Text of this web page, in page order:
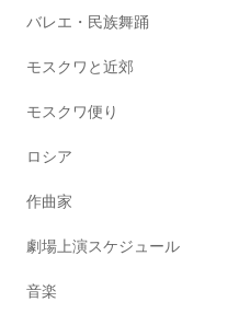
バレエ・民族舞踊
モスクワと近郊
モスクワ便り
ロシア
作曲家
劇場上演スケジュール
音楽